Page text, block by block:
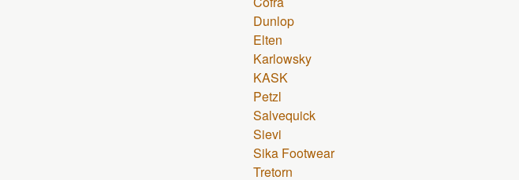
Dunlop
Elten
Karlowsky
KASK
Petzl
Salvequick
Sievi
Sika Footwear
Tretorn